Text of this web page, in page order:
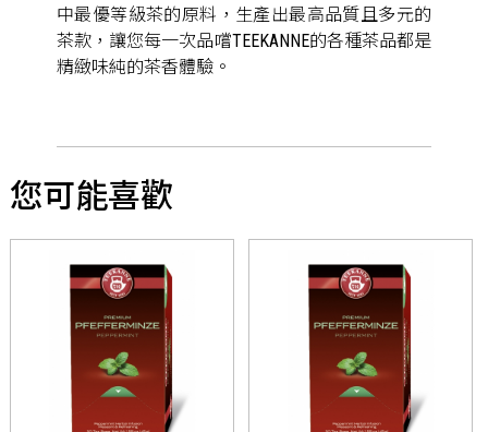
中最優等級茶的原料，生產出最高品質且多元的
茶款，讓您每一次品嚐TEEKANNE的各種茶品都是
精緻味純的茶香體驗。
您可能喜歡